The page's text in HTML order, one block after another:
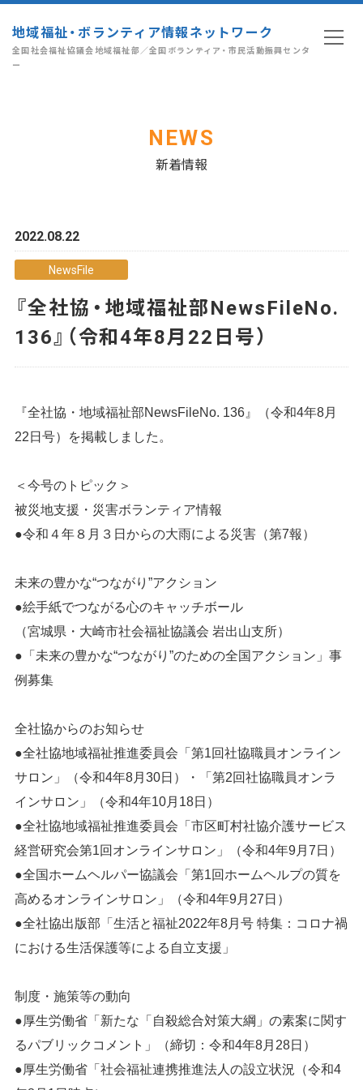
地域福祉・ボランティア情報ネットワーク
全国社会福祉協議会地域福祉部／全国ボランティア・市民活動振興センタ
ー
NEWS
新着情報
2022.08.22
NewsFile
『全社協・地域福祉部NewsFileNo.
136』（令和4年8月22日号）
『全社協・地域福祉部NewsFileNo. 136』（令和4年8月
22日号）を掲載しました。
＜今号のトピック＞
被災地支援・災害ボランティア情報
●令和４年８月３日からの大雨による災害（第7報）
未来の豊かな“つながり”アクション
●絵手紙でつながる心のキャッチボール
（宮城県・大崎市社会福祉協議会 岩出山支所）
●「未来の豊かな“つながり”のための全国アクション」事
例募集
全社協からのお知らせ
●全社協地域福祉推進委員会「第1回社協職員オンライン
サロン」（令和4年8月30日）・「第2回社協職員オンラ
インサロン」（令和4年10月18日）
●全社協地域福祉推進委員会「市区町村社協介護サービス
経営研究会第1回オンラインサロン」（令和4年9月7日）
●全国ホームヘルパー協議会「第1回ホームヘルプの質を
高めるオンラインサロン」（令和4年9月27日）
●全社協出版部「生活と福祉2022年8月号 特集：コロナ禍
における生活保護等による自立支援」
制度・施策等の動向
●厚生労働省「新たな「自殺総合対策大綱」の素案に関す
るパブリックコメント」（締切：令和4年8月28日）
●厚生労働省「社会福祉連携推進法人の設立状況（令和4